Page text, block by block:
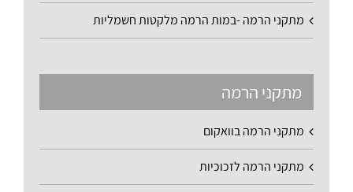
מתקני הרמה -במות הרמה מלקטות חשמליות
מתקני הרמה
מתקני הרמה בוואקום
מתקני הרמה לזכוכיות